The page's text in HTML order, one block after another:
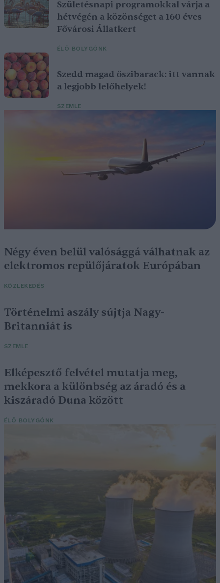
Születésnapi programokkal várja a
hétvégén a közönséget a 160 éves
Fővárosi Állatkert
ÉLŐ BOLYGÓNK
Szedd magad őszibarack: itt vannak
a legjobb lelőhelyek!
SZEMLE
Négy éven belül valósággá válhatnak az
elektromos repülőjáratok Európában
KÖZLEKEDÉS
Történelmi aszály sújtja Nagy-
Britanniát is
SZEMLE
Elképesztő felvétel mutatja meg,
mekkora a különbség az áradó és a
kiszáradó Duna között
ÉLŐ BOLYGÓNK